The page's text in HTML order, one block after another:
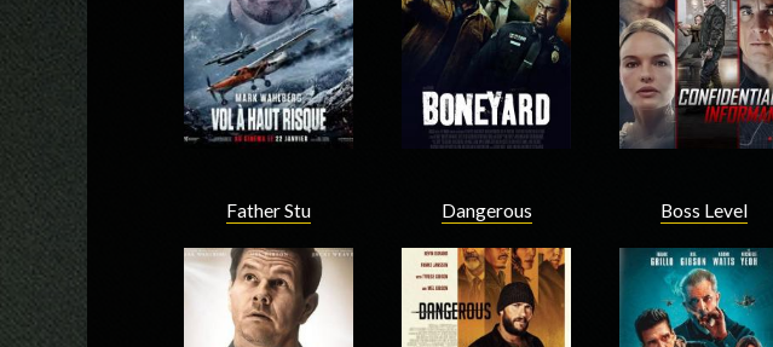
Father Stu Dangerous Boss Level